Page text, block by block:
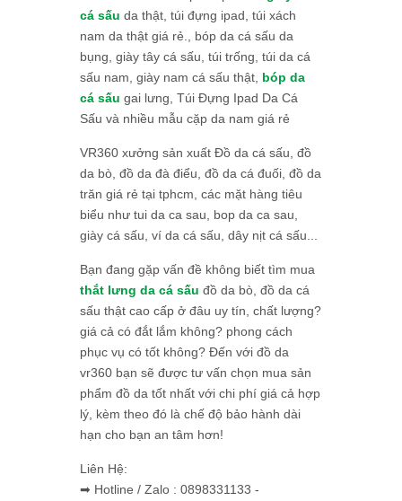
cá sấu da thật, túi đựng ipad, túi xách
nam da thật giá rẻ., bóp da cá sấu da
bụng, giày tây cá sấu, túi trống, túi da cá
sấu nam, giày nam cá sấu thật, bóp da
cá sấu gai lưng, Túi Đựng Ipad Da Cá
Sấu và nhiều mẫu cặp da nam giá rẻ
VR360 xưởng sản xuất Đồ da cá sấu, đồ
da bò, đồ da đà điểu, đồ da cá đuối, đồ da
trăn giá rẻ tại tphcm, các mặt hàng tiêu
biểu như tui da ca sau, bop da ca sau,
giày cá sấu, ví da cá sấu, dây nịt cá sấu...
Bạn đang gặp vấn đề không biết tìm mua
thắt lưng da cá sấu đồ da bò, đồ da cá
sấu thật cao cấp ở đâu uy tín, chất lượng?
giá cả có đắt lắm không? phong cách
phục vụ có tốt không? Đến với đồ da
vr360 bạn sẽ được tư vấn chọn mua sản
phẩm đồ da tốt nhất với chi phí giá cả hợp
lý, kèm theo đó là chế độ bảo hành dài
hạn cho bạn an tâm hơn!
Liên Hệ:
➡ Hotline / Zalo : 0898331133 -